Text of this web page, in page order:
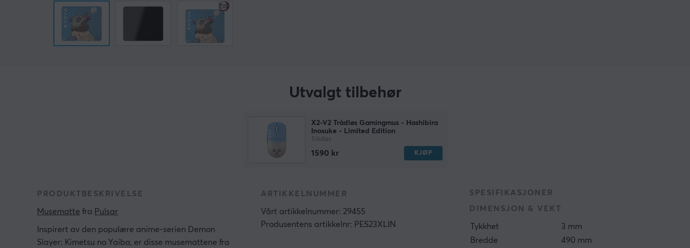
Utvalgt tilbehør
X2-V2 Trådløs Gamingmus - Hashibira
Inosuke - Limited Edition
Trådløs
1590 kr KJØP
PRODUKTBESKRIVELSE
Musematte fra Pulsar
Inspirert av den populære anime-serien Demon
Slayer: Kimetsu no Yaiba, er disse musemattene fra
ARTIKKELNUMMER
Vårt artikkelnummer: 29455
Produsentens artikkelnr: PES23XLIN
SPESIFIKASJONER
DIMENSJON & VEKT
Tykkhet
3 mm
Bredde
490 mm